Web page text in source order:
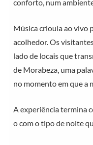
conforto, num
Música crioula ao vivo
acolhedor. Os
lado de locais que
de Morabeza, uma
no momento em que a
A experiência termina
o com o tipo de noite